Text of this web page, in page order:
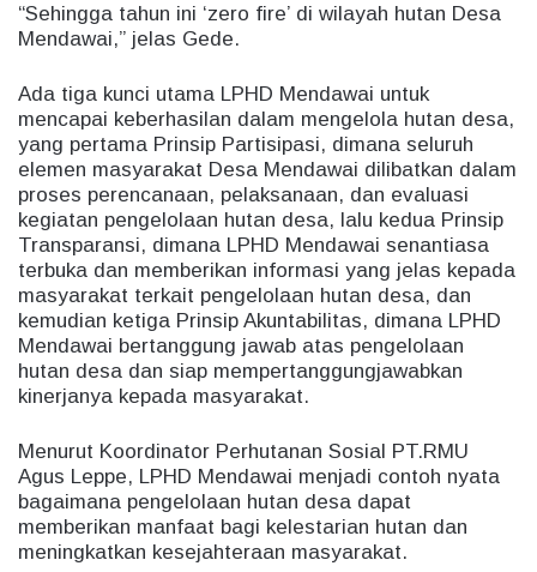
“Sehingga tahun ini ‘zero fire’ di wilayah hutan Desa
Mendawai,” jelas Gede.
Ada tiga kunci utama LPHD Mendawai untuk
mencapai keberhasilan dalam mengelola hutan desa,
yang pertama Prinsip Partisipasi, dimana seluruh
elemen masyarakat Desa Mendawai dilibatkan dalam
proses perencanaan, pelaksanaan, dan evaluasi
kegiatan pengelolaan hutan desa, lalu kedua Prinsip
Transparansi, dimana LPHD Mendawai senantiasa
terbuka dan memberikan informasi yang jelas kepada
masyarakat terkait pengelolaan hutan desa, dan
kemudian ketiga Prinsip Akuntabilitas, dimana LPHD
Mendawai bertanggung jawab atas pengelolaan
hutan desa dan siap mempertanggungjawabkan
kinerjanya kepada masyarakat.
Menurut Koordinator Perhutanan Sosial PT.RMU
Agus Leppe, LPHD Mendawai menjadi contoh nyata
bagaimana pengelolaan hutan desa dapat
memberikan manfaat bagi kelestarian hutan dan
meningkatkan kesejahteraan masyarakat.